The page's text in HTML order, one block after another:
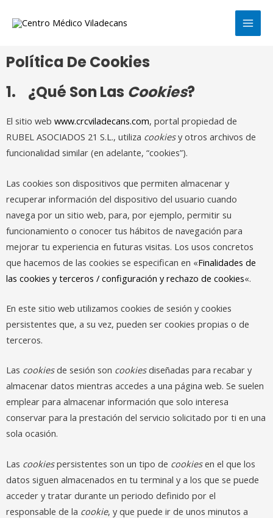
Política De Cookies
1. ¿Qué Son Las Cookies?
El sitio web www.crcviladecans.com, portal propiedad de
RUBEL ASOCIADOS 21 S.L., utiliza cookiesy otros archivos de
funcionalidad similar (en adelante, “cookies”).
Las cookies son dispositivos que permiten almacenar y
recuperar información del dispositivo del usuario cuando
navega por un sitio web, para, por ejemplo, permitir su
funcionamiento o conocer tus hábitos de navegación para
mejorar tu experiencia en futuras visitas. Los usos concretos
que hacemos de las cookies se especifican en «Finalidades de
las cookies y terceros / configuración y rechazo de cookies«.
En este sitio web utilizamos cookies de sesión y cookies
persistentes que, a su vez, pueden ser cookies propias o de
terceros.
Las cookiesde sesión son cookiesdiseñadas para recabar y
almacenar datos mientras accedes a una página web. Se suelen
emplear para almacenar información que solo interesa
conservar para la prestación del servicio solicitado por ti en una
sola ocasión.
Las cookiespersistentes son un tipo de cookiesen el que los
datos siguen almacenados en tu terminal y a los que se puede
acceder y tratar durante un periodo definido por el
responsable de la cookie, y que puede ir de unos minutos a